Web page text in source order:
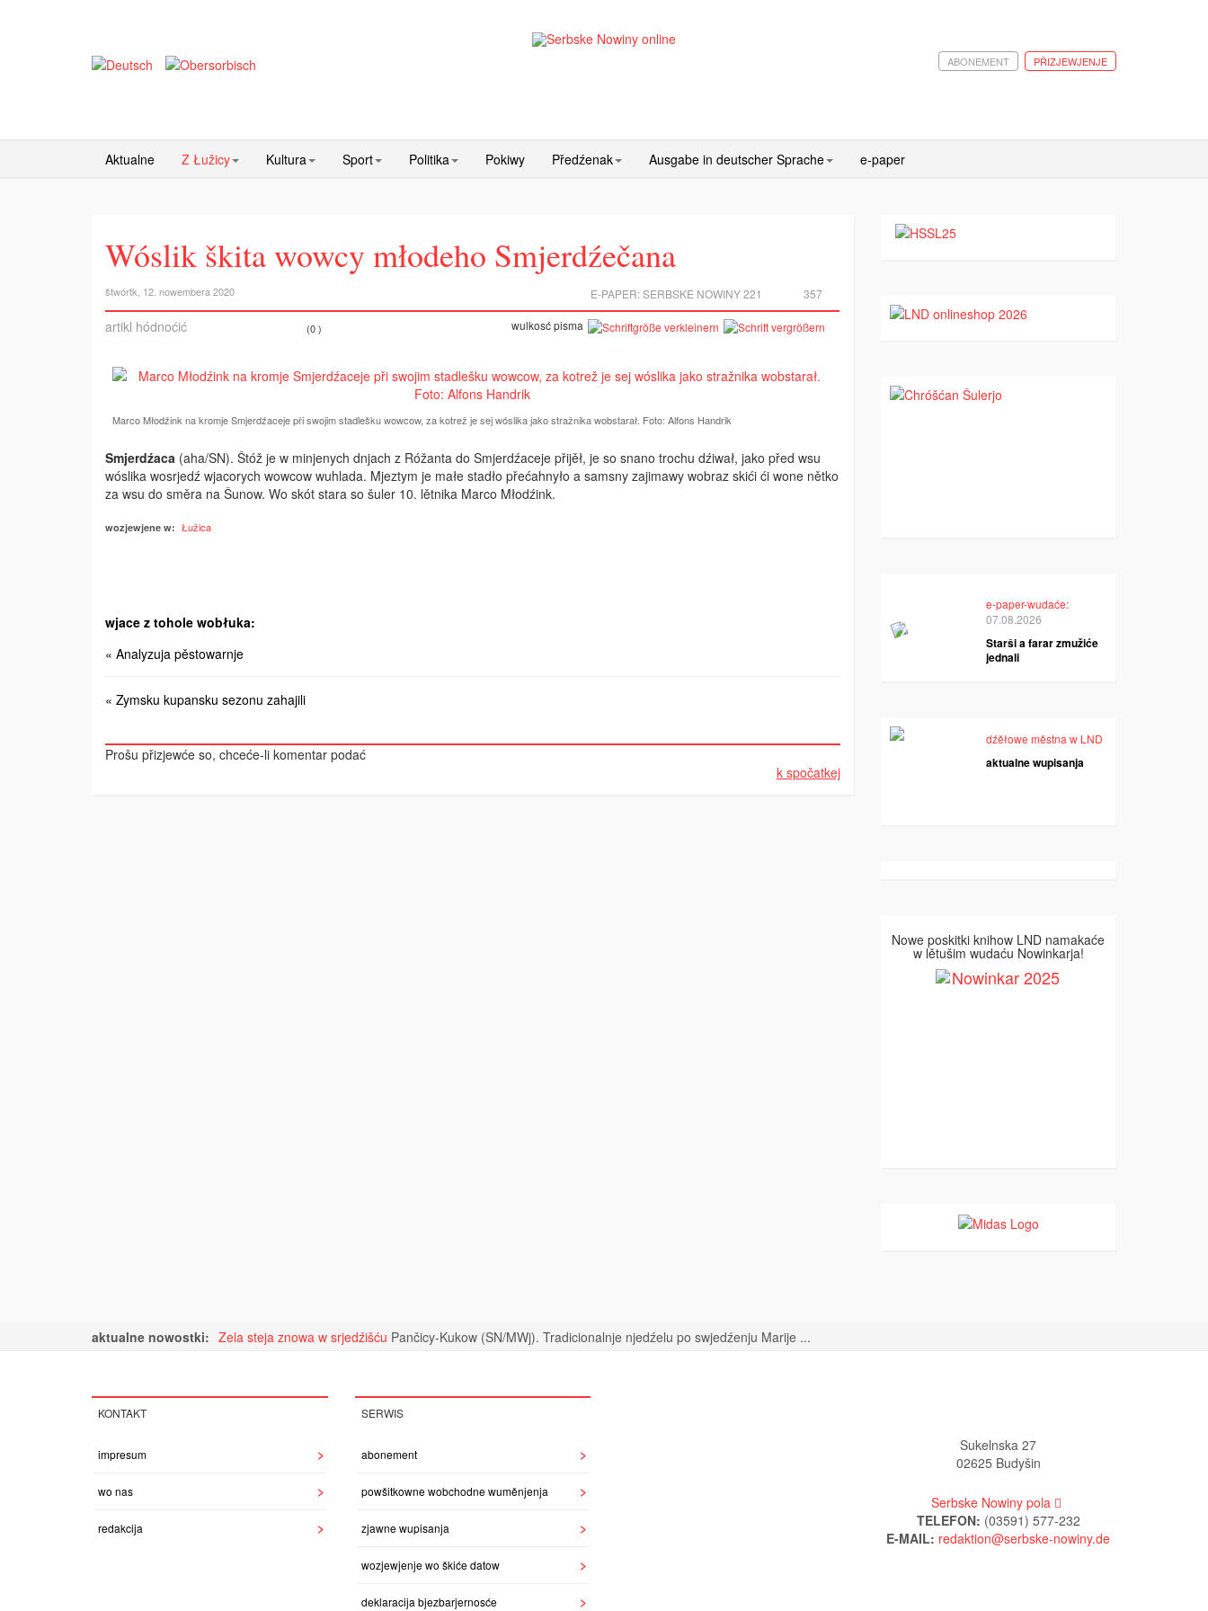
PŘIZJEWJENJE
ABONEMENT
Aktualne Z Łužicy Kultura Sport Politika Pokiwy Předźenak Ausgabe in deutscher Sprache e-paper
Wóslik škita wowcy młodeho Smjerdźečana
štwórtk, 12. nowembera 2020 357
E-PAPER:SERBSKE NOWINY 221
artikl hódnoćić (0 ) wulkosć pisma
Marco Młodźink na kromje Smjerdźaceje při swojim stadlešku wowcow, za kotrež je sej wóslika jako stražnika wobstarał. Foto: Alfons Handrik
Smjerdźaca (aha/SN). Štóž je w minjenych dnjach z Róžanta do Smjerdźaceje přijěł, je so snano trochu dźiwał, jako před wsu
wóslika wosrjedź wjacorych wowcow wuhlada. Mjeztym je małe sta­dło přećahnyło a samsny zajimawy wobraz skići ći wone nětko
za wsu do směra na Šunow. Wo skót stara so šuler 10. lětnika Marco Młodźink.
wozjewjene w: Łužica
wjace z tohole wobłuka:
« Analyzuja pěstowarnje
« Zymsku kupansku sezonu zahajili
Prošu přizjewće so, chceće-li komentar podać
k spočatkej
e-paper-wudaće:
07.08.2026
Starši a farar zmužiće
jednali
dźěłowe městna w LND
aktualne wupisanja
Nowe poskitki knihow LND namakaće
w lětušim wudaću Nowinkarja!
aktualne nowostki: Zela steja znowa w srjedźišću Pančicy-Kukow (SN/MWj). Tradicionalnje njedźelu po swjedźenju Marije ...
KONTAKT
impresum
wo nas
redakcija
SERWIS
abonement
powšitkowne wobchodne wuměnjenja
zjawne wupisanja
wozjewjenje wo škiće datow
deklaracija bjezbarjernosće
Sukelnska 27
02625 Budyšin
Serbske Nowiny pola
TELEFON: (03591) 577-232
E-MAIL: